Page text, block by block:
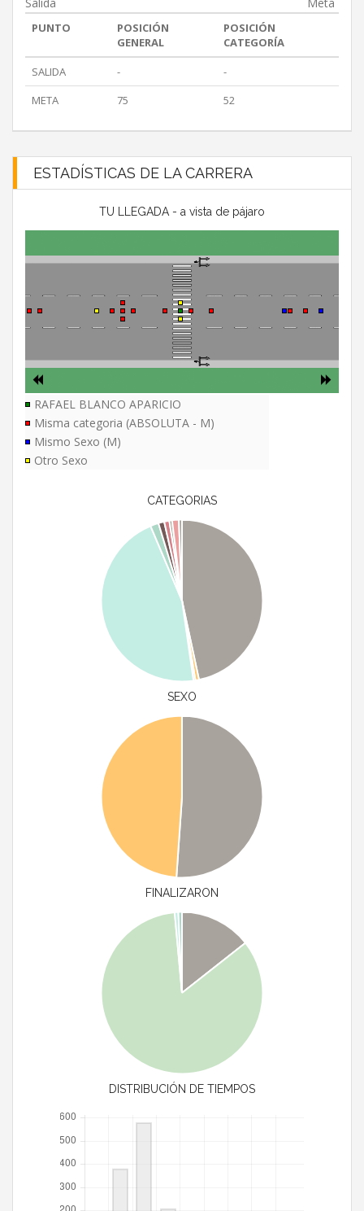
Salida Meta
PUNTO
POSICIÓN
GENERAL
POSICIÓN
CATEGORÍA
SALIDA
-
-
META
75 52
ESTADÍSTICAS DE LA CARRERA
TU LLEGADA - a vista de pájaro
RAFAEL BLANCO APARICIO
Misma categoria (ABSOLUTA - M)
Mismo Sexo (M)
Otro Sexo
CATEGORIAS
SEXO
FINALIZARON
DISTRIBUCIÓN DE TIEMPOS